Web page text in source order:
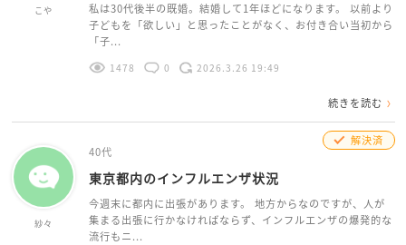
こや
私は30代後半の既婚。結婚して1年ほどになります。 以前より
子どもを「欲しい」と思ったことがなく、お付き合い当初から
「子...
1478 0 2026.3.26 19:49
続きを読む
紗々
解決済
40代
東京都内のインフルエンザ状況
今週末に都内に出張があります。 地方からなのですが、人が
集まる出張に行かなければならず、インフルエンザの爆発的な
流行もニ...